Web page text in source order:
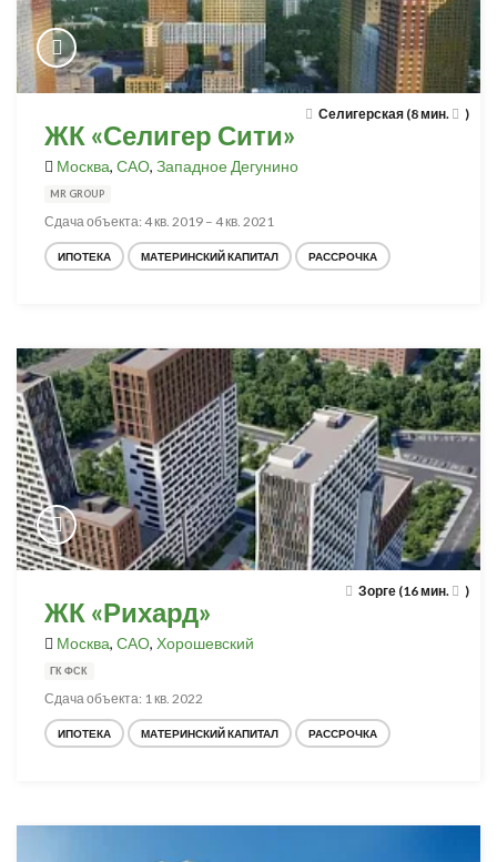
Селигерская (8 мин. )
ЖК «Селигер Сити»
Москва, САО, Западное Дегунино
MR GROUP
Сдача объекта: 4 кв. 2019 – 4 кв. 2021
ИПОТЕКА МАТЕРИНСКИЙ КАПИТАЛ РАССРОЧКА
Зорге (16 мин. )
ЖК «Рихард»
Москва, САО, Хорошевский
ГК ФСК
Сдача объекта: 1 кв. 2022
ИПОТЕКА МАТЕРИНСКИЙ КАПИТАЛ РАССРОЧКА